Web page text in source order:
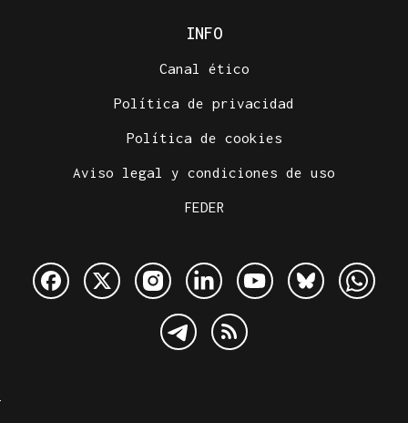
INFO
Canal ético
Política de privacidad
Política de cookies
Aviso legal y condiciones de uso
FEDER